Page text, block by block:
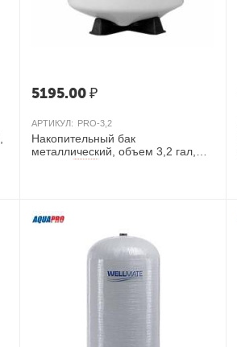
5195.00₽
АРТИКУЛ: PRO-3,2
Накопительный бак
металлический, объем 3,2 гал,